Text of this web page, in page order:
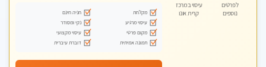
לפרטים
נוספים
עיסוי במרכז
קרית אונו
מקלחת
חניה חינם
עיסוי מרגיע
נקי ומסודר
מקום פרטי
עיסוי מקצועי
תמונה אמיתית
דוברת עיברית